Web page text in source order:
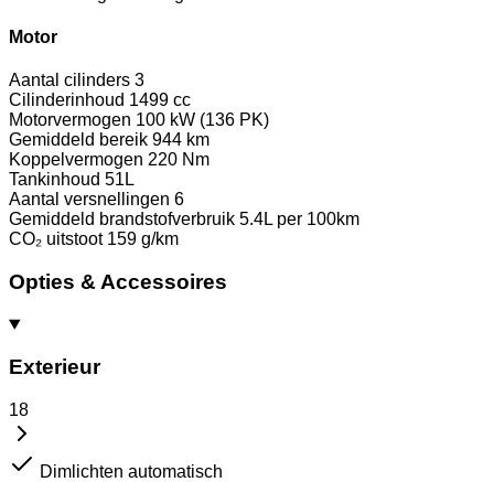
Motor
Aantal cilinders 3
Cilinderinhoud 1499 cc
Motorvermogen 100 kW (136 PK)
Gemiddeld bereik 944 km
Koppelvermogen 220 Nm
Tankinhoud 51L
Aantal versnellingen 6
Gemiddeld brandstofverbruik 5.4L per 100km
CO₂ uitstoot 159 g/km
Opties & Accessoires
Exterieur
18
Dimlichten automatisch